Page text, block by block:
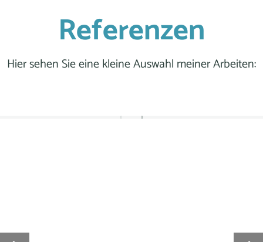
Referenzen
Hier sehen Sie eine kleine Auswahl meiner Arbeiten: